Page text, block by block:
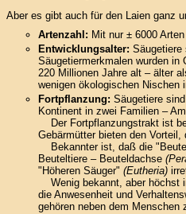
Aber es gibt auch für den Laien ganz
Artenzahl: Mit nur ± 6000
Entwicklungsalter: Säugetiere
Säugetiermerkmalen wurden in
220 Millionen Jahre alt – älter
wenigen ökologischen Nischen
Fortpflanzung: Säugetiere
Kontinent in zwei Familien –
Der Fortpflanzungstrakt ist
Gebärmütter bieten den
Bekannter ist, daß die
Beuteltiere – Beuteldachse
"Höheren Säuger" (Eutheria)
Wenig bekannt, aber höchst
die Anwesenheit und
gehören neben dem